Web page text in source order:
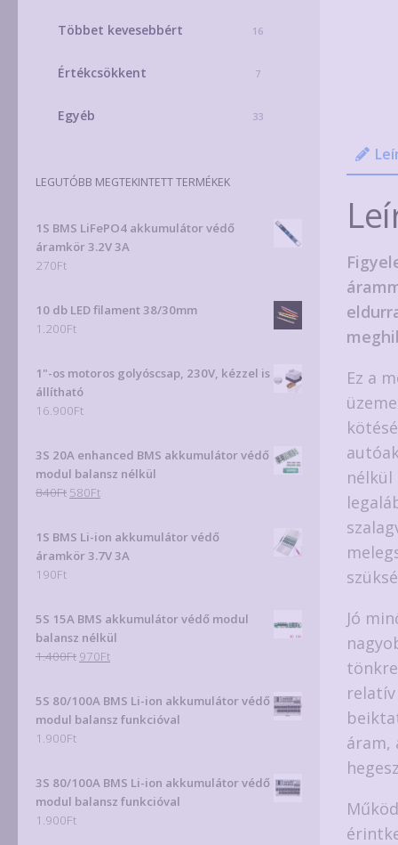
Ez a
nélkül
Jó
áram,
Többet kevesebbért 16
Értékcsökkent 7
Egyéb 33
LEGUTÓBB MEGTEKINTETT TERMÉKEK
1S BMS LiFePO4 akkumulátor védő
áramkör 3.2V 3A
270Ft
10 db LED filament 38/30mm
1.200Ft
1"-os motoros golyóscsap, 230V, kézzel is
állítható
16.900Ft
3S 20A enhanced BMS akkumulátor védő
modul balansz nélkül
840Ft Original
was:
840Ft.
580FtCurrent
1S BMS Li-ion akkumulátor védő
áramkör 3.7V 3A
190Ft
5S 15A BMS akkumulátor védő modul
balansz nélkül
1.400Ft Original
1.400Ft.
970FtCurrent
970Ft.
5S 80/100A BMS Li-ion akkumulátor védő
modul balansz funkcióval
1.900Ft
3S 80/100A BMS Li-ion akkumulátor védő
modul balansz funkcióval
1.900Ft